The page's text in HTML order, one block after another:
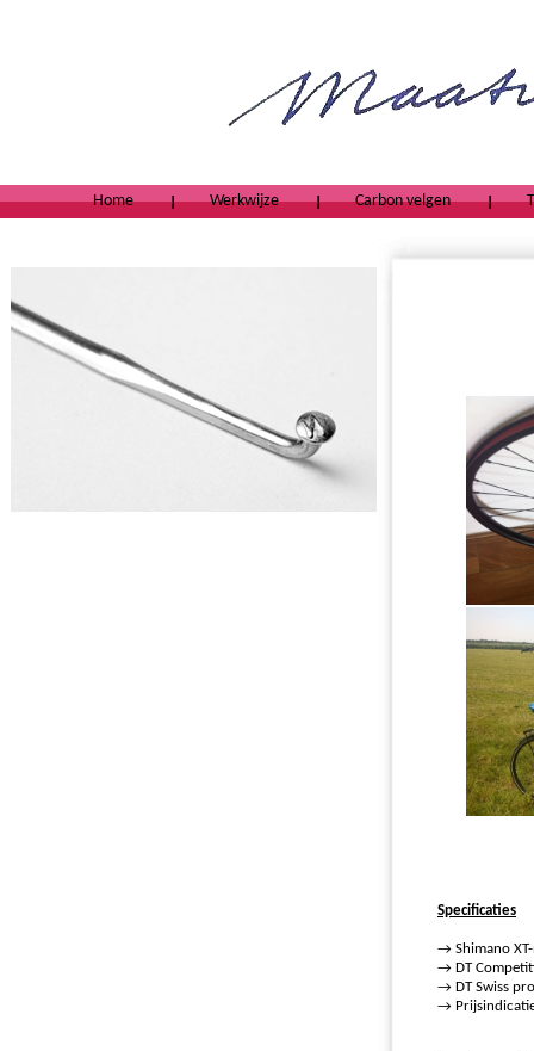
Carbon velgen
Werkwijze
Home
Specificaties
→ Shimano
→ DT
→ DT Swiss
→